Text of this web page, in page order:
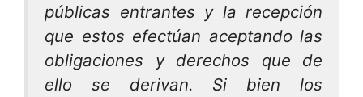
públicas entrantes y la recepción
que estos efectúan aceptando las
obligaciones y derechos que de
ello se derivan. Si bien los